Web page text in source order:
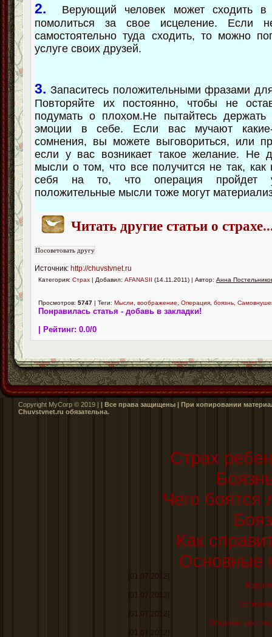
2. Верующий человек может сходить в
помолиться за свое исцеление. Если
самостоятельно туда сходить, то можно
услуге своих друзей.
3. Запаситесь положительными фразами
Повторяйте их постоянно, чтобы не
подумать о плохом.Не пытайтесь держать
эмоции в себе. Если вас мучают
сомнения, вы можете выговориться, или
если у вас возникает такое желание. Не
мысли о том, что все получится не так, как
себя на то, что операция пройдет
положительные мысли тоже могут
Читать другие статьи о страхе
Источник: http://chuvstvnet.ru
Категория: Страх | Добавил: AFANASII (14.11.2011) | Автор: Анна
Просмотров: 5747 | Теги: Мысли воображение Операция боязнь
Понравилась статья - добавь в закладки!
| Рейтинг: 0.0/0
Copyright MyCorp © 2019 | | Все права защищены | При копировании
Сhuvstvnet.ru обязательна.
Страх
Чего
Как
Основные
[01.07.2012]
Когда
[01.07.2012]
Если
[01.07.2012]
Общение как
[01.07.2012]